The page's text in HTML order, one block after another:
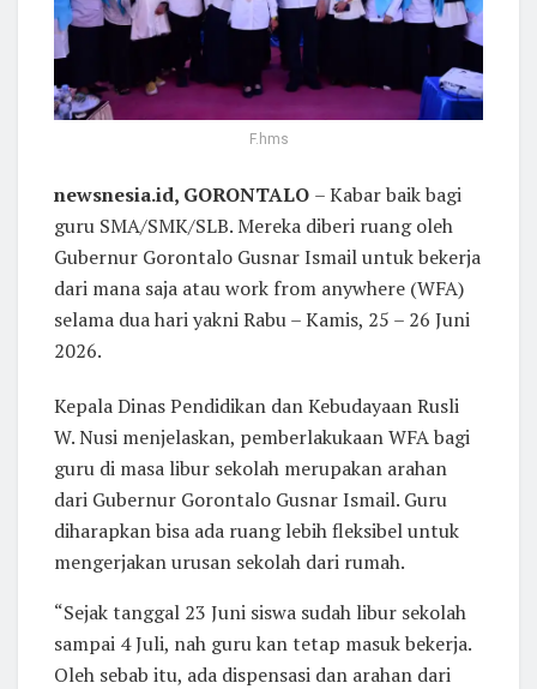
F.hms
newsnesia.id, GORONTALO – Kabar baik bagi
guru SMA/SMK/SLB. Mereka diberi ruang oleh
Gubernur Gorontalo Gusnar Ismail untuk bekerja
dari mana saja atau work from anywhere (WFA)
selama dua hari yakni Rabu – Kamis, 25 – 26 Juni
2026.
Kepala Dinas Pendidikan dan Kebudayaan Rusli
W. Nusi menjelaskan, pemberlakukaan WFA bagi
guru di masa libur sekolah merupakan arahan
dari Gubernur Gorontalo Gusnar Ismail. Guru
diharapkan bisa ada ruang lebih fleksibel untuk
mengerjakan urusan sekolah dari rumah.
“Sejak tanggal 23 Juni siswa sudah libur sekolah
sampai 4 Juli, nah guru kan tetap masuk bekerja.
Oleh sebab itu, ada dispensasi dan arahan dari